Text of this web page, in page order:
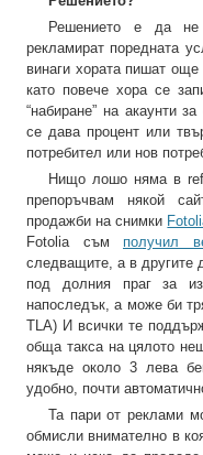
Решението е да не
рекламират поредната
винаги хората пишат
като повече хора се
“набиране” на акаунти
се дава процент или
потребител или нов
Нищо лошо няма в
препоръчвам някой
продажби на снимки
Fotolia съм получил
следващите, а в другите
под долния праг за
напоследък, а може би
TLA) И всички те
обща такса на цялото
някъде около 3 лева
удобно, почти
Та пари от реклами
обмисли внимателно в